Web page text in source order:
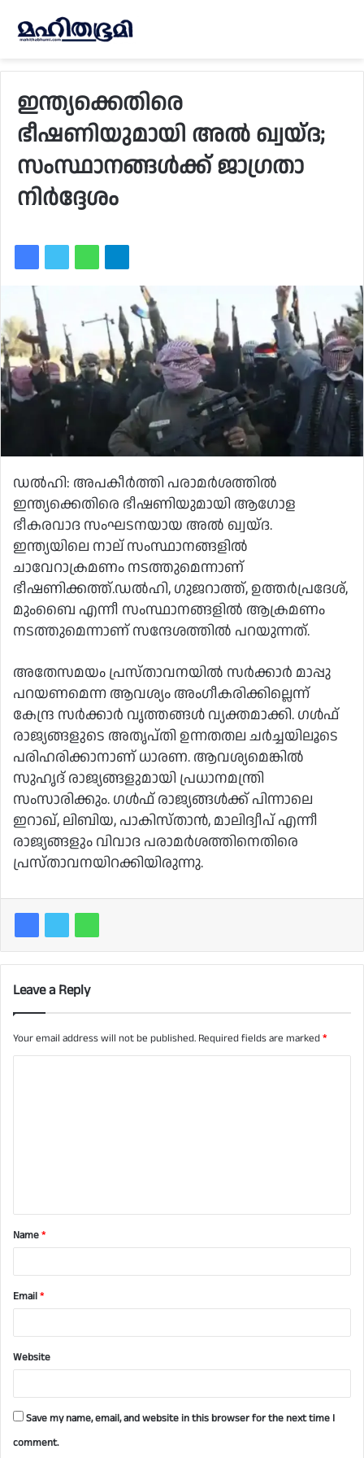
ഇന്ത്യക്കെതിരെ
ഭീഷണിയുമായി അല്‍ ഖ്വയ്ദ;
സംസ്ഥാനങ്ങള്‍ക്ക് ജാഗ്രതാ
നിര്‍ദ്ദേശം
ഡല്‍ഹി: അപകീര്‍ത്തി പരാമര്‍ശത്തില്‍
ഇന്ത്യക്കെതിരെ ഭീഷണിയുമായി ആഗോള
ഭീകരവാദ സംഘടനയായ അല്‍ ഖ്വയ്ദ.
ഇന്ത്യയിലെ നാല് സംസ്ഥാനങ്ങളില്‍
ചാവേറാക്രമണം നടത്തുമെന്നാണ്
ഭീഷണിക്കത്ത്.ഡല്‍ഹി, ഗുജറാത്ത്, ഉത്തര്‍പ്രദേശ്,
മുംബൈ എന്നീ സംസ്ഥാനങ്ങളില്‍ ആക്രമണം
നടത്തുമെന്നാണ് സന്ദേശത്തില്‍ പറയുന്നത്.
അതേസമയം പ്രസ്താവനയില്‍ സര്‍ക്കാര്‍ മാപ്പു
പറയണമെന്ന ആവശ്യം അംഗീകരിക്കില്ലെന്ന്
കേന്ദ്ര സര്‍ക്കാര്‍ വൃത്തങ്ങള്‍ വ്യക്തമാക്കി. ഗള്‍ഫ്
രാജ്യങ്ങളുടെ അതൃപ്തി ഉന്നതതല ചര്‍ച്ചയിലൂടെ
പരിഹരിക്കാനാണ് ധാരണ. ആവശ്യമെങ്കില്‍
സുഹൃദ് രാജ്യങ്ങളുമായി പ്രധാനമന്ത്രി
സംസാരിക്കും. ഗള്‍ഫ് രാജ്യങ്ങള്‍ക്ക് പിന്നാലെ
ഇറാഖ്, ലിബിയ, പാകിസ്താന്‍, മാലിദ്വീപ് എന്നീ
രാജ്യങ്ങളും വിവാദ പരാമര്‍ശത്തിനെതിരെ
പ്രസ്താവനയിറക്കിയിരുന്നു.
Leave a Reply
Your email address will not be published. Required fields are marked*
t
*Name*
Email*
Website
Save my name, email, and website in this browser for the next time I
comment.